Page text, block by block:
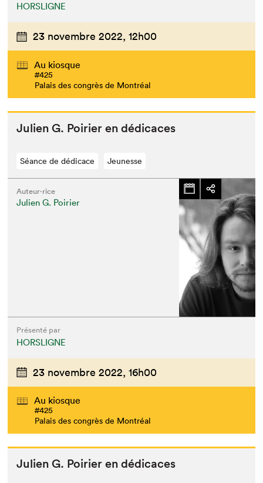
HORSLIGNE
23 novembre 2022, 12h00
Au kiosque
#425
Palais des congrès de Montréal
Julien G. Poiri­er en dédicaces
Séance de dédicace Jeunesse
Auteur·rice
Julien G. Poirier
Présenté par
HORSLIGNE
23 novembre 2022, 16h00
Au kiosque
#425
Palais des congrès de Montréal
Julien G. Poiri­er en dédicaces